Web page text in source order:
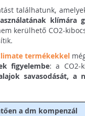
találhatunk,
klímára
kerülhető CO2-
termékekkel
figyelembe: a CO2-
savasodását, a
a dm kompenzál